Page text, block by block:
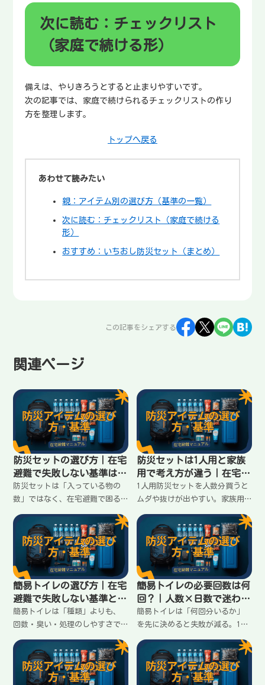
次に読む：チェックリスト
（家庭で続ける形）
備えは、やりきろうとすると止まりやすいです。
次の記事では、家庭で続けられるチェックリストの作り
方を整理します。
トップへ戻る
あわせて読みたい
親：アイテム別の選び方（基準の一覧）
次に読む：チェックリスト（家庭で続ける
形）
おすすめ：いちおし防災セット（まとめ）
この記事をシェアする
関連ページ
防災セットの選び方｜在宅
避難で失敗しない基準はこ
の3つ
防災セットは「入っている物の
数」ではなく、在宅避難で困る
えられるかで選ぶ。買ってから
後悔しない3つの基準と、避けた
い落とし穴をまとめます。
防災セットは1人用と家族
用で考え方が違う｜在宅避
難の揃え方
1人用防災セットを人数分買うと
ムダや抜けが出やすい。家族用
必要な物」を分けるのがコツ。
揃え方の違いと失敗しない分け
方をまとめます。
簡易トイレの選び方｜在宅
避難で失敗しない基準と落
とし穴
簡易トイレは「種類」よりも、
回数・臭い・処理のしやすさで
敗しないための基準と、家庭で
迷わない揃え方をまとめます。
簡易トイレの必要回数は何
回？｜人数×日数で迷わな
い計算
簡易トイレは「何回分いるか」
を先に決めると失敗が減る。1人
×日数で必要数を出す手順を、
在宅避難向けに分かりやすく整
理します。